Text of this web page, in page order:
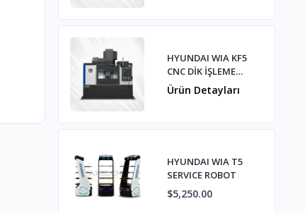
HYUNDAI WIA KF5
CNC DİK İŞLEME
MERKEZİ
Ürün Detayları
HYUNDAI WIA T5
SERVICE ROBOT
$5,250.00